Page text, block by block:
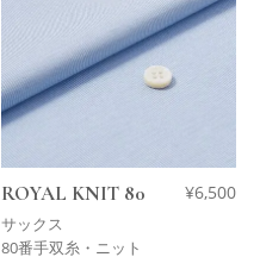
ROYAL KNIT 80
サックス
¥6,500
80番手双糸・ニット